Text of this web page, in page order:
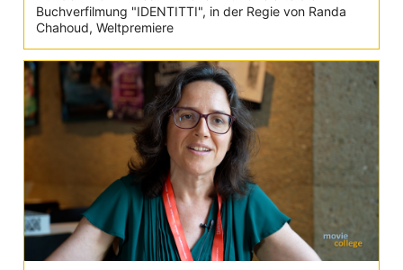
Buchverfilmung "IDENTITTI", in der Regie von Randa
Chahoud, Weltpremiere